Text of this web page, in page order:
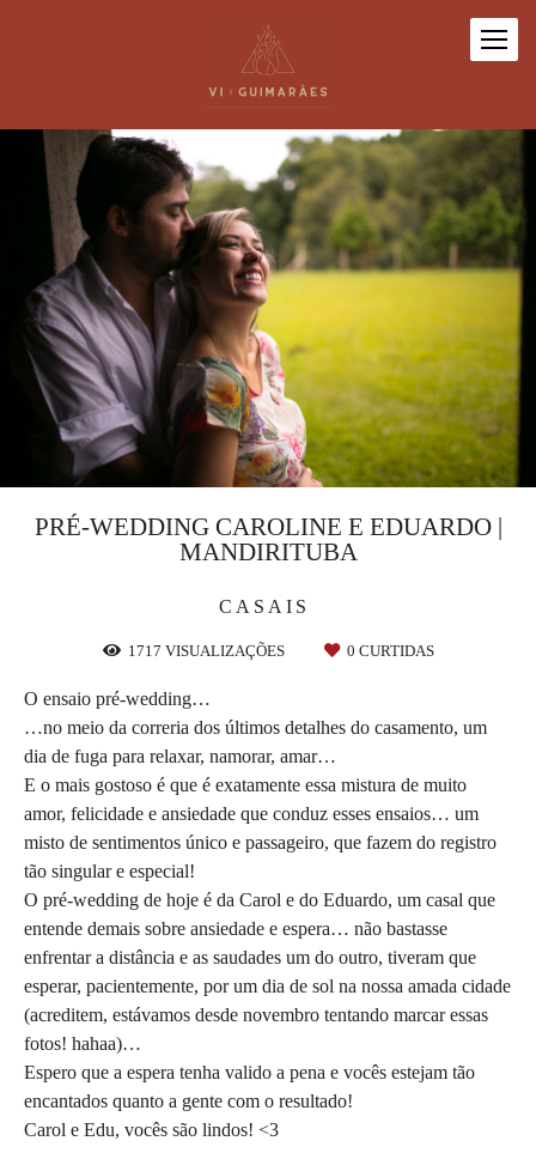
CASAIS
PRÉ-WEDDING CAROLINE E EDUARDO |
MANDIRITUBA
1717 VISUALIZAÇÕES 0 CURTIDAS
O ensaio pré-wedding…
…no meio da correria dos últimos detalhes do casamento, um
dia de fuga para relaxar, namorar, amar…
E o mais gostoso é que é exatamente essa mistura de muito
amor, felicidade e ansiedade que conduz esses ensaios… um
misto de sentimentos único e passageiro, que fazem do registro
tão singular e especial!
O pré-wedding de hoje é da Carol e do Eduardo, um casal que
entende demais sobre ansiedade e espera… não bastasse
enfrentar a distância e as saudades um do outro, tiveram que
esperar, pacientemente, por um dia de sol na nossa amada cidade
(acreditem, estávamos desde novembro tentando marcar essas
fotos! hahaa)…
Espero que a espera tenha valido a pena e vocês estejam tão
encantados quanto a gente com o resultado!
Carol e Edu, vocês são lindos! <3